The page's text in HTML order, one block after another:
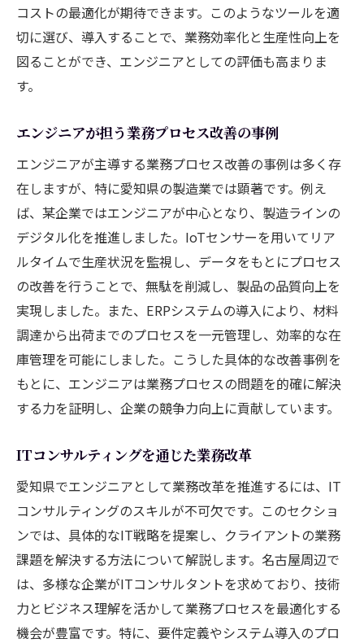
コストの最適化が期待できます。このようなツールを適
切に選び、導入することで、業務効率化と生産性向上を
図ることができ、エンジニアとしての評価も高まりま
す。
エンジニアが担う業務プロセス改善の事例
エンジニアが主導する業務プロセス改善の事例は多く存
在しますが、特に愛知県の製造業では顕著です。例え
ば、某企業ではエンジニアが中心となり、製造ラインの
デジタル化を推進しました。IoTセンサーを用いてリア
ルタイムで生産状況を監視し、データをもとにプロセス
の改善を行うことで、無駄を削減し、製品の品質向上を
実現しました。また、ERPシステムの導入により、材料
調達から出荷までのプロセスを一元管理し、効率的な在
庫管理を可能にしました。こうした具体的な改善事例を
もとに、エンジニアは業務プロセスの問題を的確に解決
する力を証明し、企業の競争力向上に貢献しています。
ITコンサルティングを通じた業務改革
愛知県でエンジニアとして業務改革を推進するには、IT
コンサルティングのスキルが不可欠です。このセクショ
ンでは、具体的なIT戦略を提案し、クライアントの業務
課題を解決する方法について解説します。名古屋周辺で
は、多様な企業がITコンサルタントを求めており、技術
力とビジネス理解を活かして業務プロセスを最適化する
機会が豊富です。特に、要件定義やシステム導入のプロ